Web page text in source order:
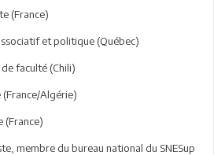
(France)
et politique (Québec)
faculté (Chili)
Algérie)
(France)
membre du bureau national du SNESup